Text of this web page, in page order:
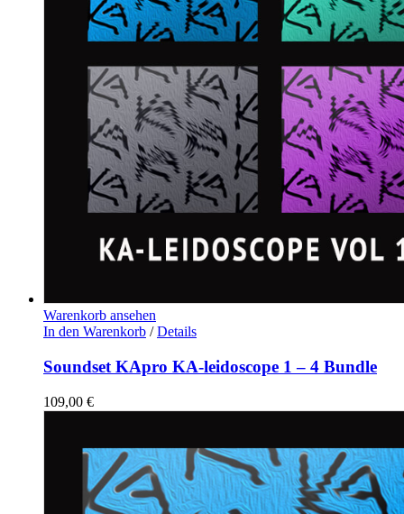
Warenkorb ansehen
In den Warenkorb / Details
Soundset KApro KA-leidoscope 1 – 4 Bundle
109,00 €